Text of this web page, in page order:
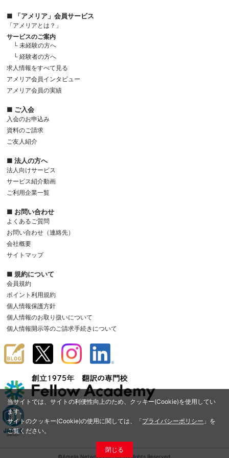
当サイトでは、サイトの利便性向上のため、クッキー(Cookie)を使用してい
ます。
サイトのクッキー(Cookie)の使用に関しては、「プライバシーポリシー 」を
ご覧ください。
閉じる
■ 「アメリア」会員サービス
「アメリアとは？」
サービスのご案内
└ 未経験の方へ
└ 経験者の方へ
求人情報をすべて見る
アメリア会員インタビュー
アメリア会員の実績
■ ご入会
入会のお申込み
資料のご請求
ご友人紹介
■ 法人の方へ
法人向けサービス
サービス紹介動画
ご利用企業一覧
■ お問い合わせ
よくあるご質問
お問い合わせ（連絡先）
会社概要
サイトマップ
■ 規約について
会員規約
ポイント利用規約
個人情報保護方針
個人情報のお取り扱いについて
個人情報開示等のご請求手続きについて
©Amelia Network Co.,Ltd. All Rights Reserved.